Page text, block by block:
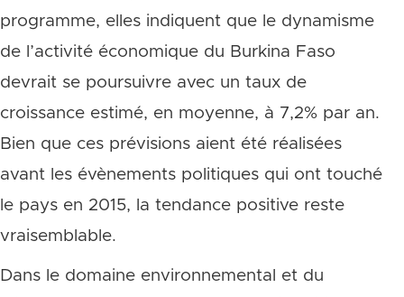
programme, elles indiquent que le dynamisme
de l’activité économique du Burkina Faso
devrait se poursuivre avec un taux de
croissance estimé, en moyenne, à 7,2% par an.
Bien que ces prévisions aient été réalisées
avant les évènements politiques qui ont touché
le pays en 2015, la tendance positive reste
vraisemblable.
Dans le domaine environnemental et du